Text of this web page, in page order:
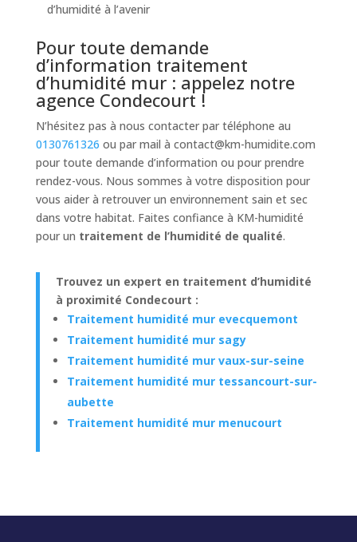
d’humidité à l’avenir
Pour toute demande
d’information traitement
d’humidité mur : appelez notre
agence Condecourt !
N’hésitez pas à nous contacter par téléphone au
0130761326 ou par mail à contact@km-humidite.com
pour toute demande d’information ou pour prendre
rendez-vous. Nous sommes à votre disposition pour
vous aider à retrouver un environnement sain et sec
dans votre habitat. Faites confiance à KM-humidité
pour un traitement de l’humidité de qualité.
Trouvez un expert en traitement d’humidité
à proximité Condecourt :
Traitement humidité mur evecquemont
Traitement humidité mur sagy
Traitement humidité mur vaux-sur-seine
Traitement humidité mur tessancourt-sur-
aubette
Traitement humidité mur menucourt